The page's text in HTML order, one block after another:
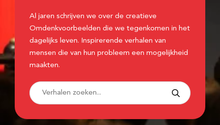
Al jaren schrijven we over de creatieve
Omdenkvoorbeelden die we tegenkomen in het
dagelijks leven. Inspirerende verhalen van
mensen die van hun probleem een mogelijkheid
maakten.